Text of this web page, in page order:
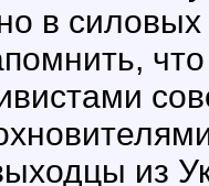
в
из